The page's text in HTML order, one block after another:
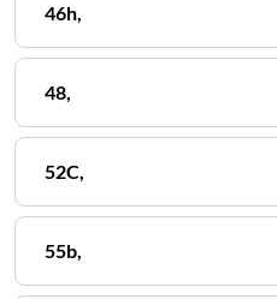
46h,
48,
52C,
55b,